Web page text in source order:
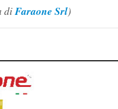
diFaraone Srl)